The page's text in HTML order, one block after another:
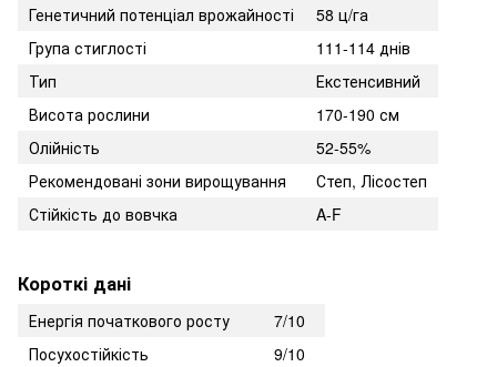
Генетичний потенціал врожайності
58 ц/га
Група стиглості
111-114 днів
Тип
Екстенсивний
Висота рослини
170-190 см
Олійність
52-55%
Рекомендовані зони вирощування
Степ, Лісостеп
Стійкість до вовчка
A-F
Короткі дані
Енергія початкового росту
7/10
Посухостійкість
9/10